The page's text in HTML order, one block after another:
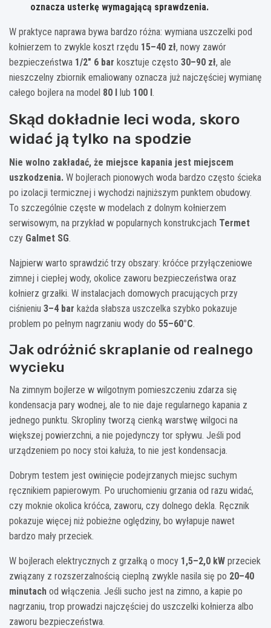
oznacza usterkę wymagającą sprawdzenia.
W praktyce naprawa bywa bardzo różna: wymiana uszczelki pod
kołnierzem to zwykle koszt rzędu 15–40 zł, nowy zawór
bezpieczeństwa 1/2″ 6 bar kosztuje często 30–90 zł, ale
nieszczelny zbiornik emaliowany oznacza już najczęściej wymianę
całego bojlera na model 80 l lub 100 l.
Skąd dokładnie leci woda, skoro
widać ją tylko na spodzie
Nie wolno zakładać, że miejsce kapania jest miejscem
uszkodzenia. W bojlerach pionowych woda bardzo często ścieka
po izolacji termicznej i wychodzi najniższym punktem obudowy.
To szczególnie częste w modelach z dolnym kołnierzem
serwisowym, na przykład w popularnych konstrukcjach Termet
czy Galmet SG.
Najpierw warto sprawdzić trzy obszary: króćce przyłączeniowe
zimnej i ciepłej wody, okolice zaworu bezpieczeństwa oraz
kołnierz grzałki. W instalacjach domowych pracujących przy
ciśnieniu 3–4 bar każda słabsza uszczelka szybko pokazuje
problem po pełnym nagrzaniu wody do 55–60°C.
Jak odróżnić skraplanie od realnego
wycieku
Na zimnym bojlerze w wilgotnym pomieszczeniu zdarza się
kondensacja pary wodnej, ale to nie daje regularnego kapania z
jednego punktu. Skropliny tworzą cienką warstwę wilgoci na
większej powierzchni, a nie pojedynczy tor spływu. Jeśli pod
urządzeniem po nocy stoi kałuża, to nie jest kondensacja.
Dobrym testem jest owinięcie podejrzanych miejsc suchym
ręcznikiem papierowym. Po uruchomieniu grzania od razu widać,
czy moknie okolica króćca, zaworu, czy dolnego dekla. Ręcznik
pokazuje więcej niż pobieżne oględziny, bo wyłapuje nawet
bardzo mały przeciek.
W bojlerach elektrycznych z grzałką o mocy 1,5–2,0 kW przeciek
związany z rozszerzalnością cieplną zwykle nasila się po 20–40
minutach od włączenia. Jeśli sucho jest na zimno, a kapie po
nagrzaniu, trop prowadzi najczęściej do uszczelki kołnierza albo
zaworu bezpieczeństwa.